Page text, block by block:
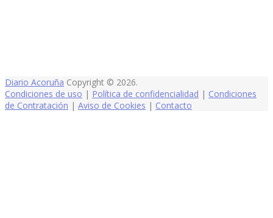
Diario Acoruña Copyright © 2026.
Condiciones de uso | Política de confidencialidad | Condiciones
de Contratación | Aviso de Cookies | Contacto